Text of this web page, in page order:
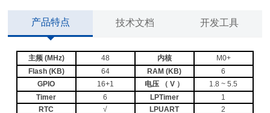
产品特点 技术文档 开发工具
主频 (MHz) 48 内核
M0+
Flash (KB)
64 RAM (KB)
6
GPIO
16+1 电压 （ V ）
1.8 ~ 5.5
Timer
6 LPTimer
1
RTC
√ LPUART
2